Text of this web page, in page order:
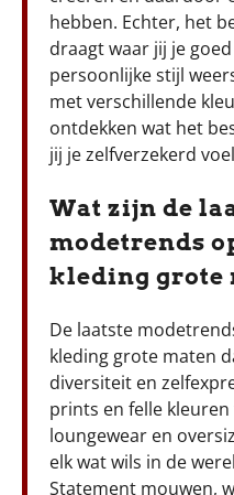
hebben. Echter, het
draagt waar jij je
persoonlijke stijl
met verschillende
ontdekken wat het
jij je zelfverzekerd
Wat zijn de
modetrends
kleding grote
De laatste
kleding grote maten
diversiteit en
prints en felle
loungewear en
elk wat wils in de
Statement mouwen,